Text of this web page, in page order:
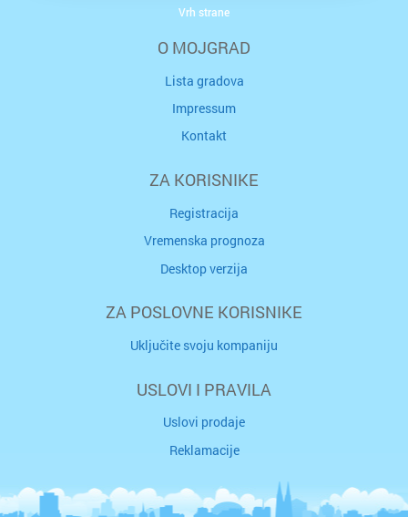
O MOJGRAD
Lista gradova
Impressum
Kontakt
ZA KORISNIKE
Registracija
Vremenska prognoza
Desktop verzija
ZA POSLOVNE KORISNIKE
Uključite svoju kompaniju
USLOVI I PRAVILA
Uslovi prodaje
Reklamacije
Vrh strane